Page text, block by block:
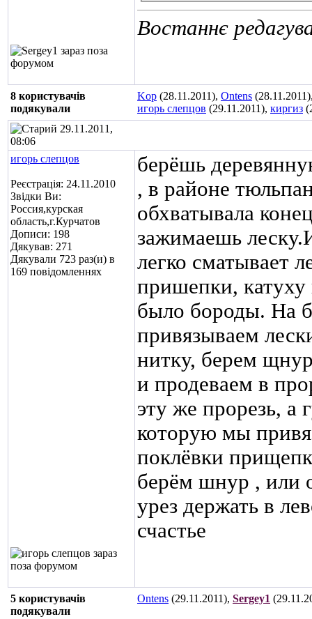
Востаннє
8 користувачів
подякували
Kop (28.11.2011), Ontens
игорь слепцов (29.11.2011), киргиз
29.11.2011,
08:06
игорь слепцов
Реєстрація: 24.11.2010
Звідки Ви:
Россия,курская
область,г.Курчатов
Дописи: 198
Дякував: 271
Дякували 723 раз(и) в
169 повідомленнях
берёшь
, в районе
обхватывала
зажимаешь
легко сматывает
пришепки, катуху
было бороды. На
привязываем
нитку, берем
и продеваем в
эту же прорезь, а
которую мы
поклёвки
берём шнур , или
урез держать в
счастье
5 користувачів
подякували
Ontens (29.11.2011), Sergey1